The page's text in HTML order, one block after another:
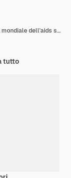
Modello di poster verticale della giornata mondiale dell'aids sfumato
tutto